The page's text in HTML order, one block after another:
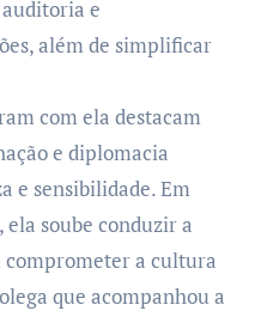
e
além de simplificar
com ela destacam
e diplomacia
e sensibilidade. Em
soube conduzir a
a cultura
que acompanhou a